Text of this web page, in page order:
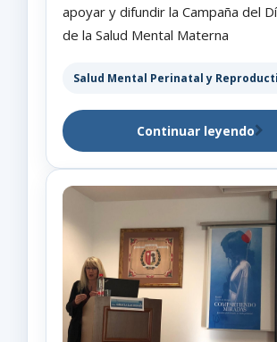
apoyar y difundir la Campaña del
de la Salud Mental Materna
Salud Mental Perinatal y
Continuar leyendo